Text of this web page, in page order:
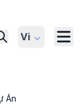
Vi
Án